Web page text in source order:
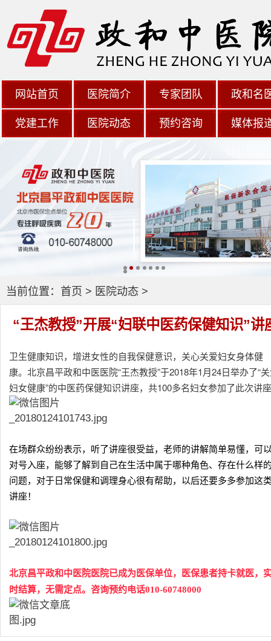
网站首页 医院简介 专家团队 政和名
党建工作 医院动态 预约咨询 媒体报
当前位置： 首页 > 医院动态>
“王杰教授”开展“妇联中医药保健知识”讲
卫生健康知识，增进女性的自我保健意识，关心关爱妇女身体健
康。北京昌平政和中医医院“王杰教授”于2018年1月24日举办了“
妇女健康”的中医药保健知识讲座，共100多名妇女参加了此次讲
在场群众纷纷表示，听了讲座很受益，老师的讲解简单易懂，可
对号入座，能够了解到自己在生活中属于哪种角色、存在什么样
问题，对于日常保健和调理身心很有帮助，以后还要多多参加这
讲座！
北京昌平政和中医院医院已成为医保单位，医保患者持卡就医，
时结算，无需定点。咨询预约电话010-60748000